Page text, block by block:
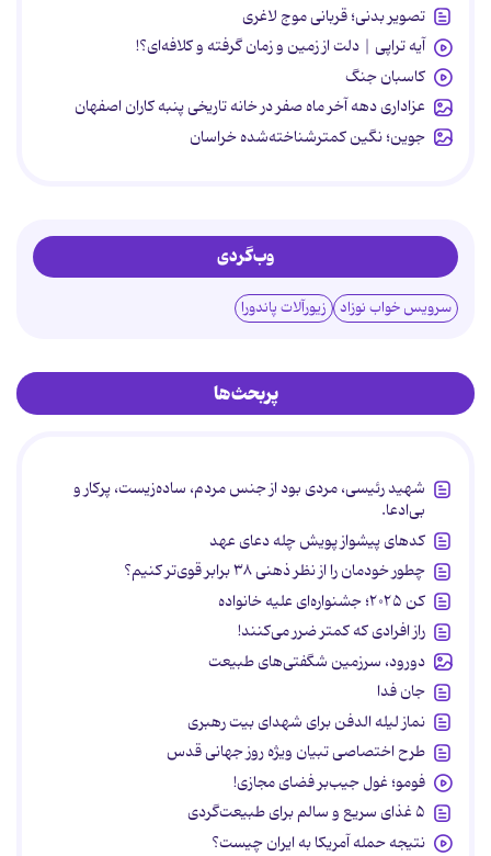
تصویر بدنی؛ قربانی موج لاغری
آیه تراپی | دلت از زمین و زمان گرفته و کلافه‌ای؟!
کاسبان جنگ
عزاداری دهه آخر ماه صفر در خانه تاریخی پنبه کاران اصفهان
جوین؛ نگین کمترشناخته‌شده خراسان
وب‌گردی
سرویس خواب نوزاد زیورآلات پاندورا
پربحث‌ها
شهید رئیسی، مردی بود از جنس مردم، ساده‌زیست، پرکار و
بی‌ادعا.
کدهای پیشواز پویش چله دعای عهد
چطور خودمان را از نظر ذهنی ۳۸ برابر قوی‌تر کنیم؟
کن ۲۰۲۵؛ جشنواره‌ای علیه خانواده
راز افرادی که کمتر ضرر می‌کنند!
دورود، سرزمین شگفتی‌های طبیعت
جان فدا
نماز لیله الدفن برای شهدای بیت رهبری
طرح اختصاصی تبیان ویژه روز جهانی قدس
فومو؛ غول جیب‌بر فضای مجازی!
۵ غذای سریع و سالم برای طبیعت‌گردی
نتیجه حمله آمریکا به ایران چیست؟